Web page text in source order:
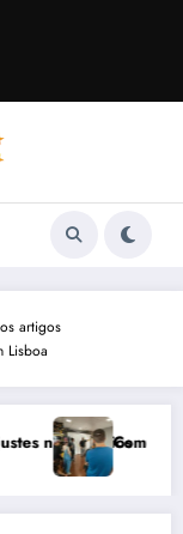
artigos
Lisboa
Os Desafios Reais